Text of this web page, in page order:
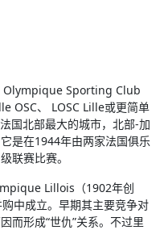
Olympique Sporting Club
OSC、 LOSC Lille或更简单
国北部最大的城市，北部-加
是在1944年由两家法国俱乐
联赛比赛。
Lillois（1902年创
中成立。早期其主要竞争对
而形成“世仇”关系。不过里